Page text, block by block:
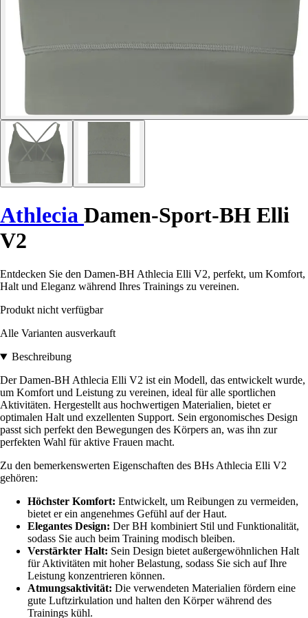
Athlecia Damen-Sport-BH Elli
V2
Entdecken Sie den Damen-BH Athlecia Elli V2, perfekt, um Komfort,
Halt und Eleganz während Ihres Trainings zu vereinen.
Produkt nicht verfügbar
Alle Varianten ausverkauft
Beschreibung
Der Damen-BH Athlecia Elli V2 ist ein Modell, das entwickelt wurde,
um Komfort und Leistung zu vereinen, ideal für alle sportlichen
Aktivitäten. Hergestellt aus hochwertigen Materialien, bietet er
optimalen Halt und exzellenten Support. Sein ergonomisches Design
passt sich perfekt den Bewegungen des Körpers an, was ihn zur
perfekten Wahl für aktive Frauen macht.
Zu den bemerkenswerten Eigenschaften des BHs Athlecia Elli V2
gehören:
Höchster Komfort: Entwickelt, um Reibungen zu vermeiden,
bietet er ein angenehmes Gefühl auf der Haut.
Elegantes Design: Der BH kombiniert Stil und Funktionalität,
sodass Sie auch beim Training modisch bleiben.
Verstärkter Halt: Sein Design bietet außergewöhnlichen Halt
für Aktivitäten mit hoher Belastung, sodass Sie sich auf Ihre
Leistung konzentrieren können.
Atmungsaktivität: Die verwendeten Materialien fördern eine
gute Luftzirkulation und halten den Körper während des
Trainings kühl.